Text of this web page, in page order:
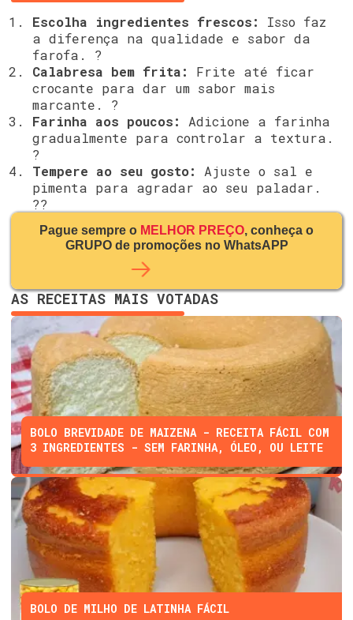
Escolha ingredientes frescos:
Isso faz
a diferença na qualidade e sabor da
farofa. ?
Calabresa bem frita:
Frite até ficar
crocante para dar um sabor mais
marcante. ?️
Farinha aos poucos:
Adicione a farinha
gradualmente para controlar a textura.
?
Tempere ao seu gosto:
Ajuste o sal e
pimenta para agradar ao seu paladar.
??
Pague sempre o MELHOR PREÇO, conheça o
GRUPO de promoções no WhatsAPP
AS RECEITAS MAIS VOTADAS
BOLO BREVIDADE DE MAIZENA - RECEITA FÁCIL COM
3 INGREDIENTES - SEM FARINHA, ÓLEO, OU LEITE
BOLO DE MILHO DE LATINHA FÁCIL